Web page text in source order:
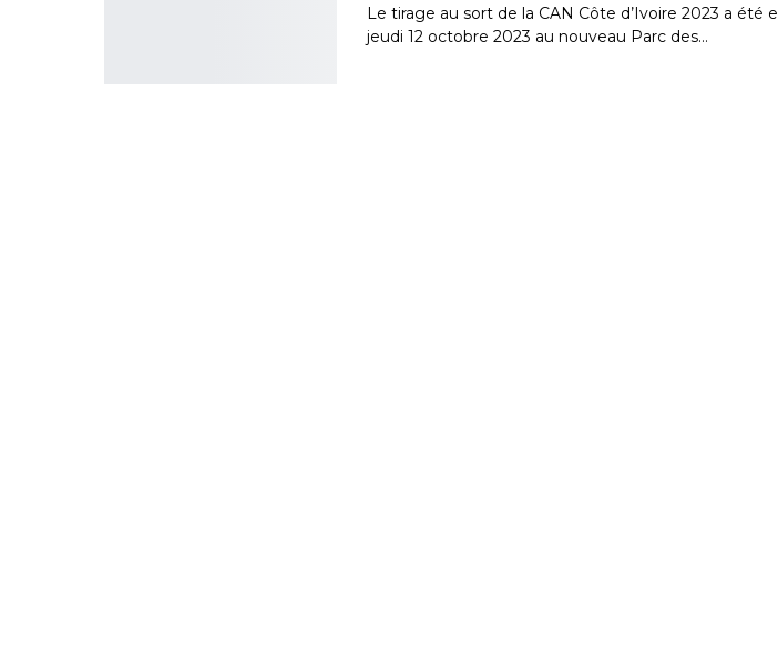
Le tirage au sort de la CAN Côte d’Ivoire 2023 a été
jeudi 12 octobre 2023 au nouveau Parc des…